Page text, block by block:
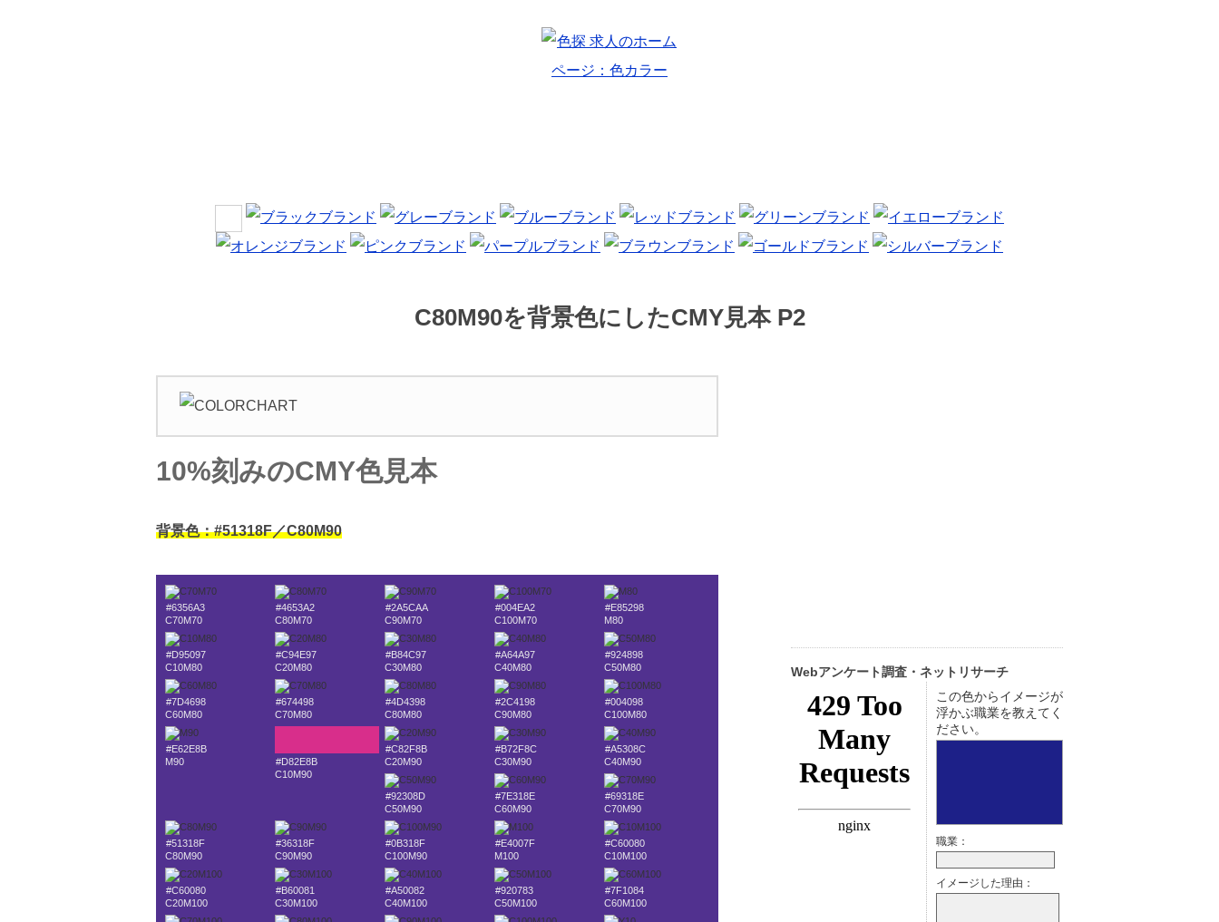
C80M90を背景色にしたCMY見本 P2
10%刻みのCMY色見本
背景色：#51318F／C80M90
#6356A3
C70M70
#4653A2
C80M70
#2A5CAA
C90M70
#004EA2
C100M70
#E85298
M80
#D95097
C10M80
#C94E97
C20M80
#B84C97
C30M80
#A64A97
C40M80
#924898
C50M80
#7D4698
C60M80
#674498
C70M80
#4D4398
C80M80
#2C4198
C90M80
#004098
C100M80
#E62E8B
M90
#D82E8B
C10M90
#C82F8B
C20M90
#B72F8C
C30M90
#A5308C
C40M90
#92308D
C50M90
#7E318E
C60M90
#69318E
C70M90
#51318F
C80M90
#36318F
C90M90
#0B318F
C100M90
#E4007F
M100
#C60080
C10M100
#C60080
C20M100
#B60081
C30M100
#A50082
C40M100
#920783
C50M100
#7F1084
C60M100
Webアンケート調査・ネットリサーチ